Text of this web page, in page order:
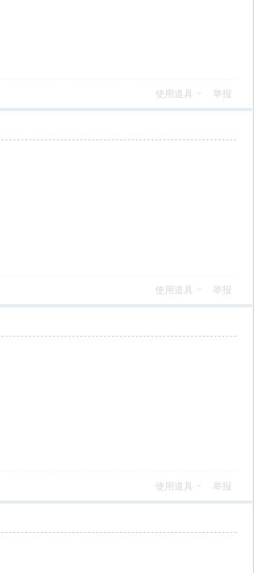
使用道具 举报
使用道具 举报
使用道具 举报